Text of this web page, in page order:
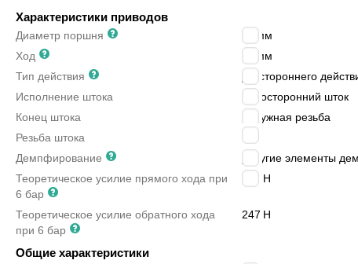
Характеристики приводов
Диаметр поршня
мм
Ход
мм
Тип действия
двустороннего
Исполнение штока
односторонний шток
Конец штока
наружная резьба
Резьба штока
Демпфирование
упругие элементы
Теоретическое усилие прямого хода при
6 бар
Н
Теоретическое усилие обратного хода
при 6 бар
247 Н
Общие характеристики